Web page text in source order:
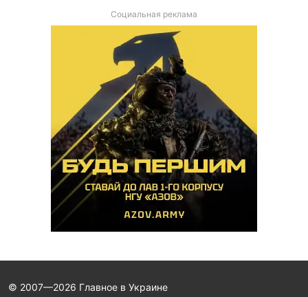
Социальная реклама
© 2007—2026 Главное в Украине